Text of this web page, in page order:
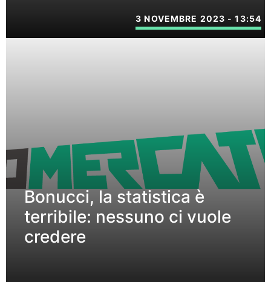
3 NOVEMBRE 2023 - 13:54
Bonucci, la statistica è
terribile: nessuno ci vuole
credere